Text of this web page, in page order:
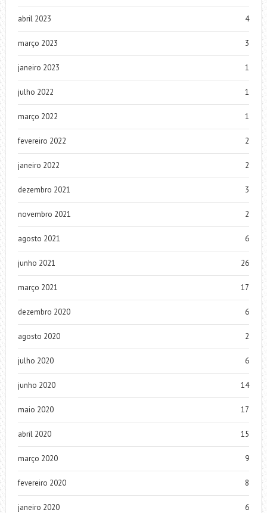
abril 2023 4
março 2023 3
janeiro 2023 1
julho 2022 1
março 2022 1
fevereiro 2022 2
janeiro 2022 2
dezembro 2021 3
novembro 2021 2
agosto 2021 6
junho 2021 26
março 2021 17
dezembro 2020 6
agosto 2020 2
julho 2020 6
junho 2020 14
maio 2020 17
abril 2020 15
março 2020 9
fevereiro 2020 8
janeiro 2020 6